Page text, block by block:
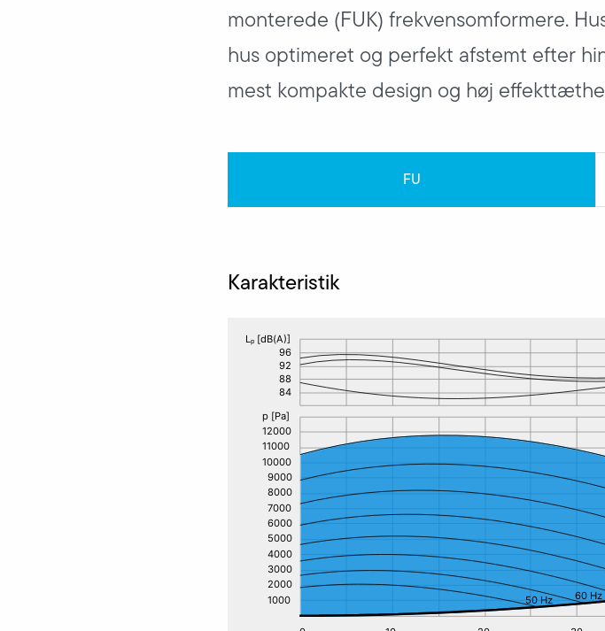
monterede (FUK) frekvensomformere.
hus optimeret og perfekt afstemt efter
mest kompakte design og høj
FU
Karakteristik